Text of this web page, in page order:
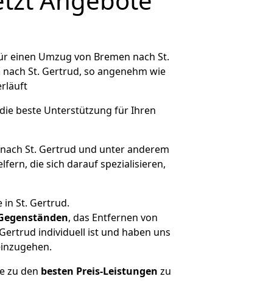
einen Umzug von Bremen nach St.
St. Gertrud, so angenehm wie
beste Unterstützung für Ihren
St. Gertrud und unter anderem
die sich darauf spezialisieren,
in St. Gertrud.
, das Entfernen von
individuell ist und haben uns
zu den besten Preis-Leistungen zu